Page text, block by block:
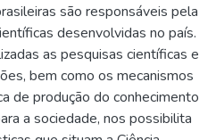
são responsáveis pela
desenvolvidas no país.
as pesquisas científicas e
bem como os mecanismos
de produção do conhecimento
a sociedade, nos possibilita